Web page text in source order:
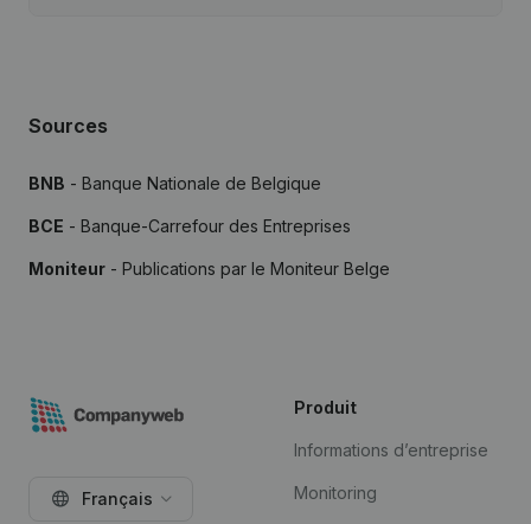
Sources
BNB - Banque Nationale de Belgique
BCE - Banque-Carrefour des Entreprises
Moniteur - Publications par le Moniteur Belge
Français
Produit
Informations d’entreprise
Monitoring